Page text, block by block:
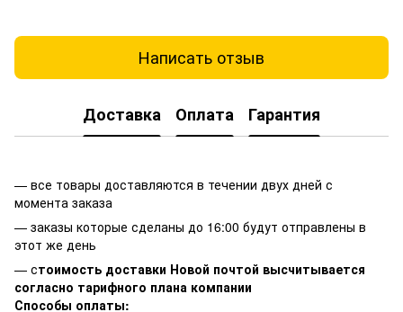
Написать отзыв
Доставка Оплата Гарантия
— все товары доставляются в течении двух дней с
момента заказа
— заказы которые сделаны до 16:00 будут отправлены в
этот же день
— стоимость доставки Новой почтой высчитывается
согласно тарифного плана компании
Способы оплаты: